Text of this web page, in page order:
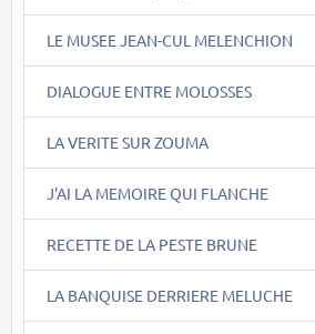
LE MUSEE JEAN-CUL MELENCHION
DIALOGUE ENTRE MOLOSSES
LA VERITE SUR ZOUMA
J'AI LA MEMOIRE QUI FLANCHE
RECETTE DE LA PESTE BRUNE
LA BANQUISE DERRIERE MELUCHE